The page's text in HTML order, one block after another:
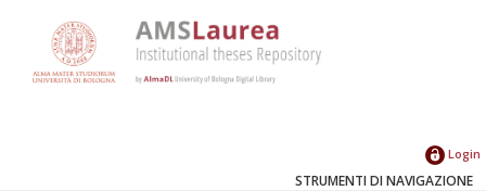
Login
STRUMENTI DI NAVIGAZIONE